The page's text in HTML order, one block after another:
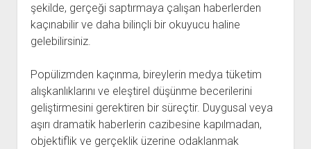
şekilde, gerçeği saptırmaya çalışan haberlerden
kaçınabilir ve daha bilinçli bir okuyucu haline
gelebilirsiniz.
Popülizmden kaçınma, bireylerin medya tüketim
alışkanlıklarını ve eleştirel düşünme becerilerini
geliştirmesini gerektiren bir süreçtir. Duygusal veya
aşırı dramatik haberlerin cazibesine kapılmadan,
objektiflik ve gerçeklik üzerine odaklanmak